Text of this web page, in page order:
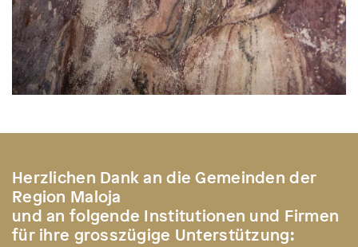
Herzlichen Dank an die Gemeinden der
Region Maloja
und an folgende Institutionen und Firmen
für ihre grosszügige Unterstützung: